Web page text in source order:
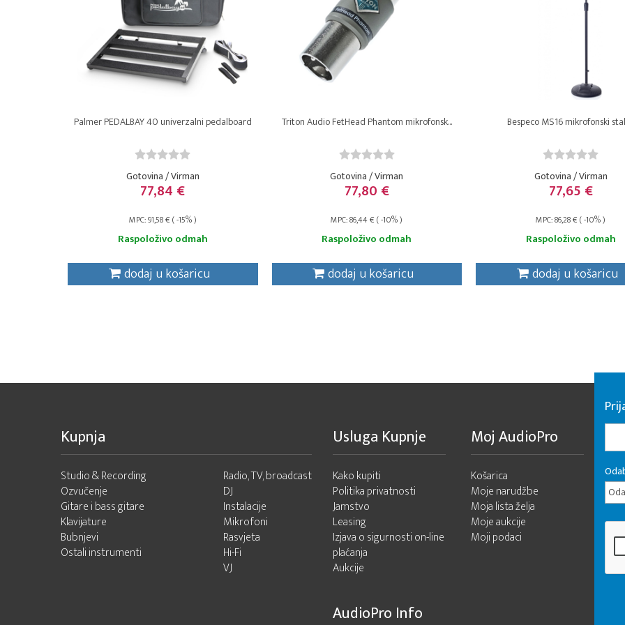
Palmer PEDALBAY 40 univerzalni pedalboard
Gotovina / Virman
77,84 €
MPC: 91,58 € ( -15% )
Raspoloživo odmah
dodaj u košaricu
Triton Audio FetHead Phantom mikrofonsk...
Gotovina / Virman
77,80 €
MPC: 86,44 € ( -10% )
Raspoloživo odmah
dodaj u košaricu
Bespeco MS16 mikrofonski
Gotovina / Virman
77,65 €
MPC: 86,28 € ( -10% )
Raspoloživo odmah
dodaj u košaricu
Kupnja
Studio & Recording
Ozvučenje
Gitare i bass gitare
Klavijature
Bubnjevi
Ostali instrumenti
Radio, TV, broadcast
DJ
Instalacije
Mikrofoni
Rasvjeta
Hi-Fi
VJ
Usluga Kupnje
Kako kupiti
Politika privatnosti
Jamstvo
Leasing
Izjava o sigurnosti on-line
plaćanja
Aukcije
Moj AudioPro
Košarica
Moje narudžbe
Moja lista želja
Moje aukcije
Moji podaci
AudioPro Info